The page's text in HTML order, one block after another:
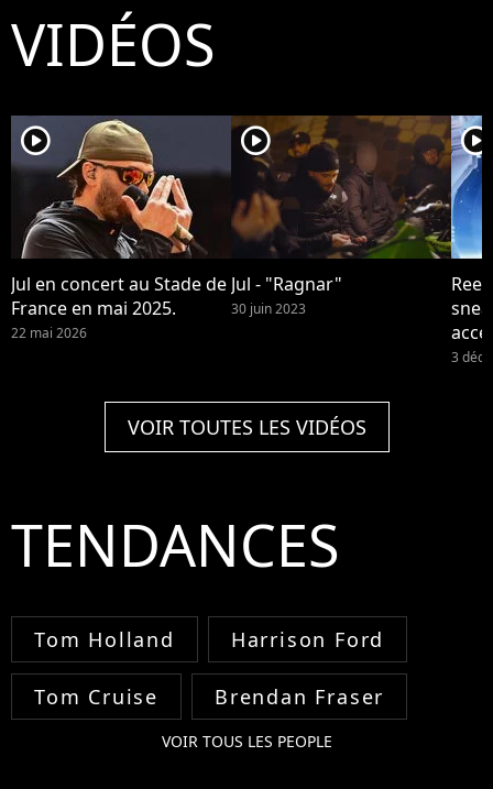
VIDÉOS
player2
Jul en concert au Stade de
France en mai 2025.
22 mai 2026
player2
Jul - "Ragnar"
30 juin 2023
player2
et
3
VOIR TOUTES LES VIDÉOS
TENDANCES
Tom Holland Harrison Ford
Tom Cruise Brendan Fraser
VOIR TOUS LES PEOPLE